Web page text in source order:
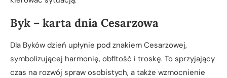
Byk – karta dnia Cesarzowa
Dla Byków dzień upłynie pod znakiem Cesarzowej,
symbolizującej harmonię, obfitość i troskę. To sprzyjający
czas na rozwój spraw osobistych, a także wzmocnienie